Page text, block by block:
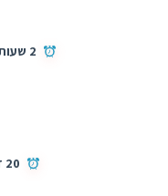
2 שעות 35 דקות
20 דקות